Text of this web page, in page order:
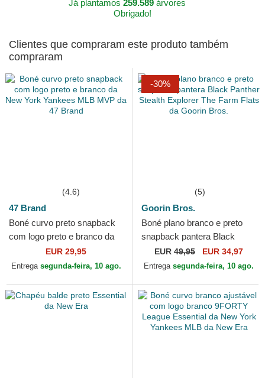
Já plantamos 259.589árvores
Obrigado!
Clientes que compraram este produto também
compraram
(4.6)
47 Brand
Boné curvo preto snapback
com logo preto e branco da
New York Yankees MLB
MVP da 47 Brand
EUR 29,95
Entrega segunda-feira, 10 ago.
-30%
(5)
Goorin Bros.
Boné plano branco e preto
snapback pantera Black
Panther Stealth Explorer The
Farm Flats da...
EUR 49,95 EUR 34,97
Entrega segunda-feira, 10 ago.